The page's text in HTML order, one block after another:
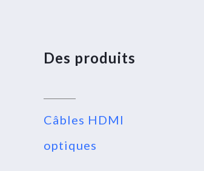
Des produits
Câbles HDMI
optiques